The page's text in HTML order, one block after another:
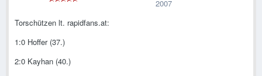
2007
Torschützen lt. rapidfans.at:
1:0 Hoffer (37.)
2:0 Kayhan (40.)